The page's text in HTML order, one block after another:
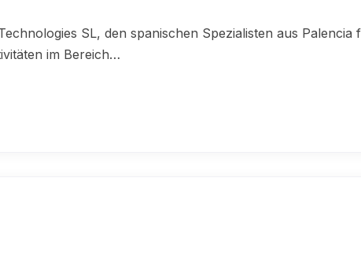
SL, den spanischen Spezialisten aus
im Bereich…